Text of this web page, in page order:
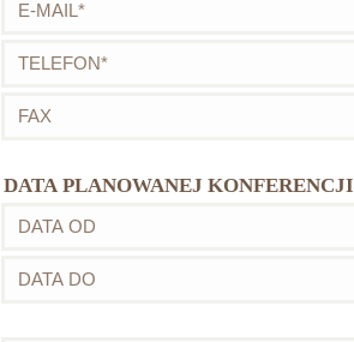
DATA PLANOWANEJ KONFERENCJI